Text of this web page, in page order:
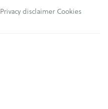
Privacy disclaimer Cookies